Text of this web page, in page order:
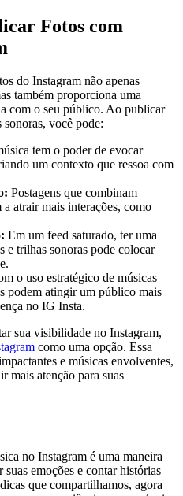
Fotos com
do Instagram não‌ apenas
também proporciona uma
com o seu público. Ao publicar
​sonoras, você pode:
tem o poder de evocar
um contexto que ressoa ⁤com
Postagens que combinam
atrair mais interações, como
Em um feed saturado, ter uma
e trilhas sonoras pode colocar
‌o⁣ uso estratégico de músicas
podem atingir um público mais
no IG Insta.
sua visibilidade no Instagram,​
como uma opção. Essa
‍e músicas envolventes,
mais atenção para suas
no Instagram é uma maneira
emoções e contar histórias
que compartilhamos, agora